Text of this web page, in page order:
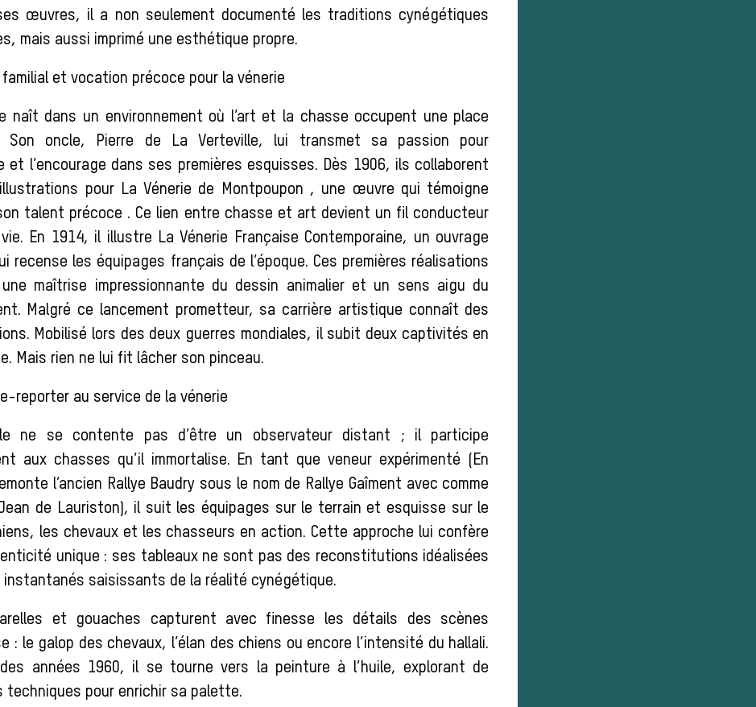
œuvres, il a non seulement documenté les traditions cynégétiques
mais aussi imprimé une esthétique propre.
et vocation précoce pour la vénerie
naît dans un environnement où l’art et la chasse occupent une place
Son oncle, Pierre de La Verteville, lui transmet sa passion pour
et l’encourage dans ses premières esquisses. Dès 1906, ils collaborent
pour La Vénerie de Montpoupon , une œuvre qui témoigne
talent précoce . Ce lien entre chasse et art devient un fil conducteur
En 1914, il illustre La Vénerie Française Contemporaine, un ouvrage
recense les équipages français de l’époque. Ces premières réalisations
maîtrise impressionnante du dessin animalier et un sens aigu du
Malgré ce lancement prometteur, sa carrière artistique connaît des
Mobilisé lors des deux guerres mondiales, il subit deux captivités en
Mais rien ne lui fit lâcher son pinceau.
reporter au service de la vénerie
ne se contente pas d’être un observateur distant ; il participe
aux chasses qu’il immortalise. En tant que veneur expérimenté (En
l’ancien Rallye Baudry sous le nom de Rallye Gaîment avec comme
de Lauriston), il suit les équipages sur le terrain et esquisse sur le
les chevaux et les chasseurs en action. Cette approche lui confère
unique : ses tableaux ne sont pas des reconstitutions idéalisées
instantanés saisissants de la réalité cynégétique.
et gouaches capturent avec finesse les détails des scènes
: le galop des chevaux, l’élan des chiens ou encore l’intensité du hallali.
années 1960, il se tourne vers la peinture à l’huile, explorant de
techniques pour enrichir sa palette.